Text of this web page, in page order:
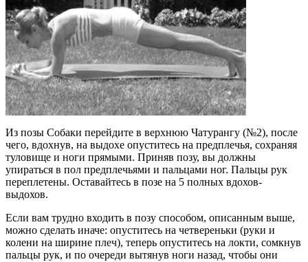
Из позы Собаки перейдите в верхнюю Чатурангу (№2), после
чего, вдохнув, на выдохе опуститесь на предплечья, сохраняя
туловище и ноги прямыми. Приняв позу, вы должны
упираться в пол предплечьями и пальцами ног. Пальцы рук
переплетены. Оставайтесь в позе на 5 полных вдохов-
выдохов.
Если вам трудно входить в позу способом, описанным выше,
можно сделать иначе: опуститесь на четвереньки (руки и
колени на ширине плеч), теперь опуститесь на локти, сомкнув
пальцы рук, и по очереди вытянув ноги назад, чтобы они